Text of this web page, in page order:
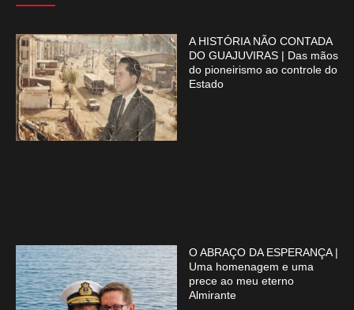
A HISTÓRIA NÃO CONTADA
DO GUAJUVIRAS | Das mãos
do pioneirismo ao controle do
Estado
O ABRAÇO DA ESPERANÇA |
Uma homenagem e uma
prece ao meu eterno
Almirante